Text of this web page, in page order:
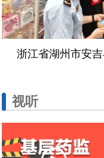
浙江省湖州市安
视听